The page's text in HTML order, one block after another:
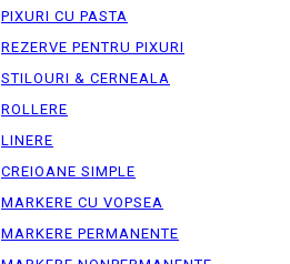
PIXURI CU PASTA
REZERVE PENTRU PIXURI
STILOURI & СERNEALA
ROLLERE
LINERE
CREIOANE SIMPLE
MARKERE CU VOPSEA
MARKERE PERMANENTE